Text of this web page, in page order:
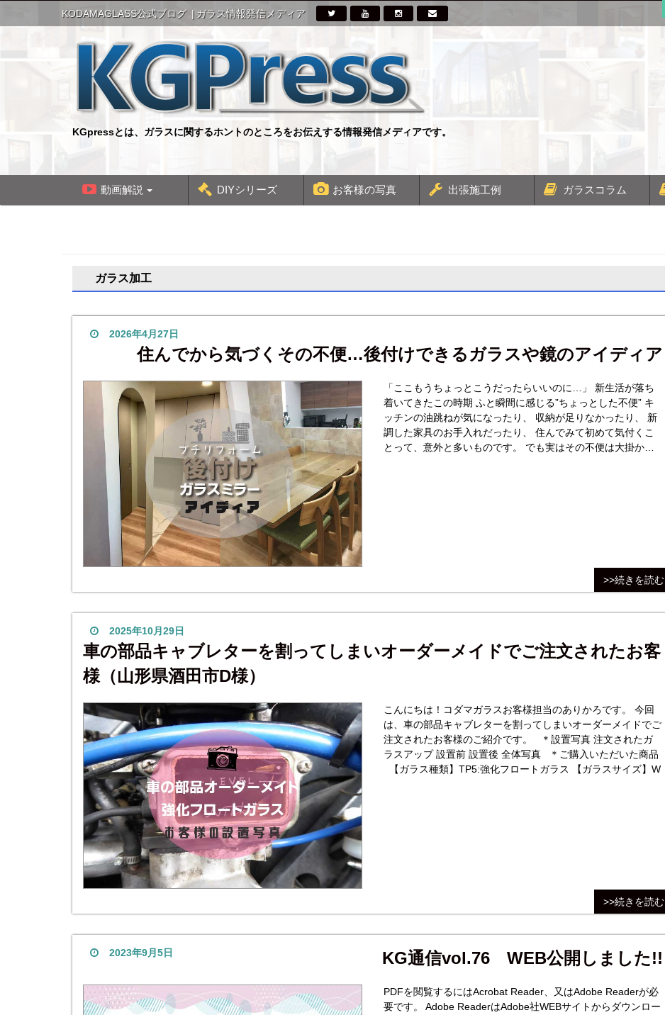
KODAMAGLASS公式ブログ ガラス情報発信メディア
KGpressとは、ガラスに関するホントのところをお伝えする情報発信メディアです。
動画解説 DIYシリーズ お客様の写真 出張施工例 ガラスコラム
ガラス加工
2026年4月27日
住んでから気づくその不便…後付けできるガラスや鏡のアイディア
「ここもうちょっとこうだったらいいのに…」 新生活が落ち
着いてきたこの時期 ふと瞬間に感じる”ちょっとした不便” キ
ッチンの油跳ねが気になったり、 収納が足りなかったり、 新
調した家具のお手入れだったり、 住んでみて初めて気付くこ
とって、意外と多いものです。 でも実はその不便は大掛かり
>>続きを読む
2025年10月29日
車の部品キャブレターを割ってしまいオーダーメイドでご注文されたお客
様（山形県酒田市D様）
こんにちは！コダマガラスお客様担当のありかろです。 今回
は、車の部品キャブレターを割ってしまいオーダーメイドでご
注文されたお客様のご紹介です。 ＊設置写真 注文されたガ
ラスアップ 設置前 設置後 全体写真 ＊ご購入いただいた商品
【ガラス種類】TP5:強化フロートガラス 【ガラスサイズ】W
>>続きを読む
2023年9月5日 KG通信vol.76 WEB公開しました!!
PDFを閲覧するにはAcrobat Reader、又はAdobe Readerが必
要です。 Adobe ReaderはAdobe社WEBサイトからダウンロー